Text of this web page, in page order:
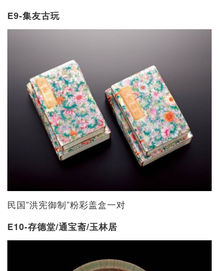
E9-集友古玩
民国”洪宪御制”粉彩盖盒一对
E10-存德堂/通宝斋/玉林居